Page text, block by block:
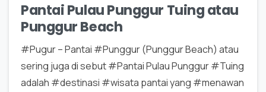
Pantai Pulau Punggur Tuing atau
Punggur Beach
#Pugur – Pantai #Punggur (Punggur Beach) atau
sering juga di sebut #Pantai Pulau Punggur #Tuing
adalah #destinasi #wisata pantai yang #menawan